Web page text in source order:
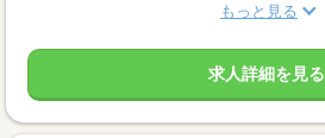
もっと見る
求人詳細を見る